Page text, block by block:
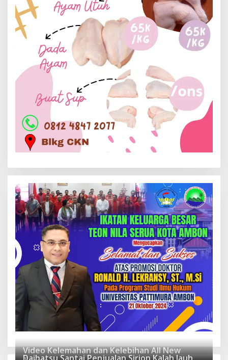
Video Kelemahan dan Kelebihan All New